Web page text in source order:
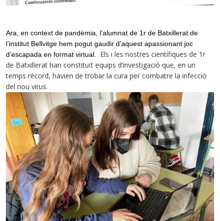
Ara, en context de pandèmia, l’alumnat de 1r de Batxillerat de
l’institut Bellvitge hem pogut gaudir d’aquest apassionant joc
d’escapada en format virtual. Els i les nostres científiques de 1r
de Batxillerat han constituït equips d’investigació que, en un
temps rècord, havien de trobar la cura per combatre la infecció
del nou virus.